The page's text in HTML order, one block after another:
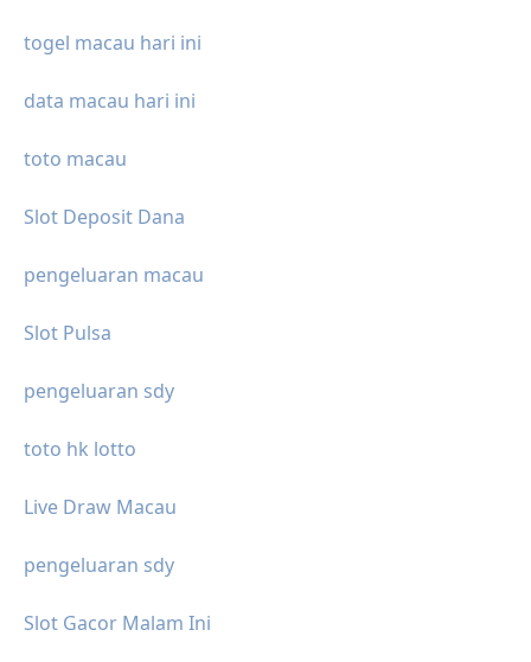
togel macau hari ini
data macau hari ini
toto macau
Slot Deposit Dana
pengeluaran macau
Slot Pulsa
pengeluaran sdy
toto hk lotto
Live Draw Macau
pengeluaran sdy
Slot Gacor Malam Ini